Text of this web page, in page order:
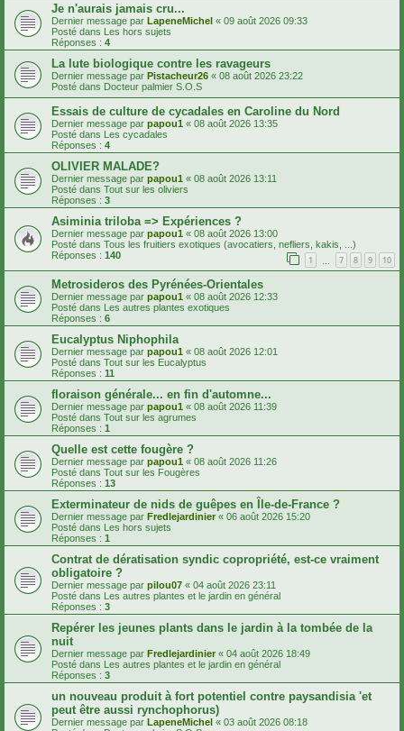
Je n'aurais jamais cru...
Dernier message par LapeneMichel « 09 août 2026 09:33
Posté dans Les hors sujets
Réponses : 4
La lute biologique contre les ravageurs
Dernier message par Pistacheur26 « 08 août 2026 23:22
Posté dans Docteur palmier S.O.S
Essais de culture de cycadales en Caroline du Nord
Dernier message par papou1 « 08 août 2026 13:35
Posté dans Les cycadales
Réponses : 4
OLIVIER MALADE?
Dernier message par papou1 « 08 août 2026 13:11
Posté dans Tout sur les oliviers
Réponses : 3
Asiminia triloba => Expériences ?
Dernier message par papou1 « 08 août 2026 13:00
Posté dans Tous les fruitiers exotiques (avocatiers, nefliers, kakis, ...)
Réponses : 140 1 7 8 9 10
Metrosideros des Pyrénées-Orientales
Dernier message par papou1 « 08 août 2026 12:33
Posté dans Les autres plantes exotiques
Réponses : 6
Eucalyptus Niphophila
Dernier message par papou1 « 08 août 2026 12:01
Posté dans Tout sur les Eucalyptus
Réponses : 11
floraison générale... en fin d'automne...
Dernier message par papou1 « 08 août 2026 11:39
Posté dans Tout sur les agrumes
Réponses : 1
Quelle est cette fougère ?
Dernier message par papou1 « 08 août 2026 11:26
Posté dans Tout sur les Fougères
Réponses : 13
Exterminateur de nids de guêpes en Île-de-France ?
Dernier message par Fredlejardinier « 06 août 2026 15:20
Posté dans Les hors sujets
Réponses : 1
Contrat de dératisation syndic copropriété, est-ce vraiment
obligatoire ?
Dernier message par pilou07 « 04 août 2026 23:11
Posté dans Les autres plantes et le jardin en général
Réponses : 3
Repérer les jeunes plants dans le jardin à la tombée de la
nuit
Dernier message par Fredlejardinier « 04 août 2026 18:49
Posté dans Les autres plantes et le jardin en général
Réponses : 3
un nouveau produit à fort potentiel contre paysandisia 'et
peut être aussi rynchophorus)
Dernier message par LapeneMichel « 03 août 2026 08:18